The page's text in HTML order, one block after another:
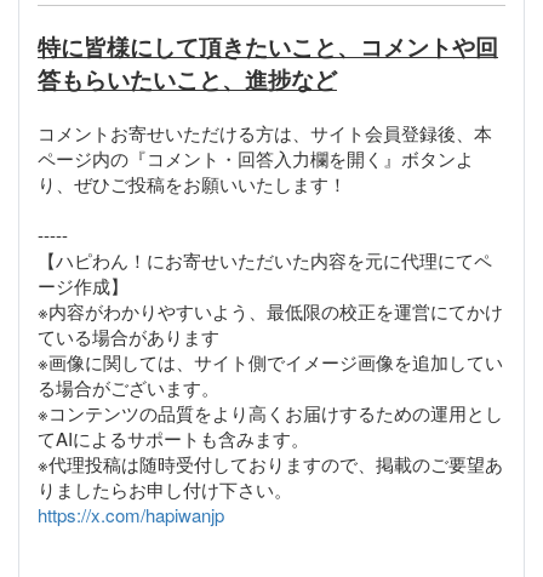
特に皆様にして頂きたいこと、コメントや回
答もらいたいこと、進捗など
コメントお寄せいただける方は、サイト会員登録後、本
ページ内の『コメント・回答入力欄を開く』ボタンよ
り、ぜひご投稿をお願いいたします！
-----
【ハピわん！にお寄せいただいた内容を元に代理にてペ
ージ作成】
※内容がわかりやすいよう、最低限の校正を運営にてかけ
ている場合があります
※画像に関しては、サイト側でイメージ画像を追加してい
る場合がございます。
※コンテンツの品質をより高くお届けするための運用とし
てAIによるサポートも含みます。
※代理投稿は随時受付しておりますので、掲載のご要望あ
https://x.com/hapiwanjp